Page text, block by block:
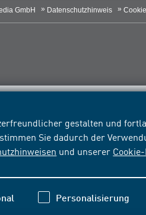
gestalten und
Sie dadurch der
und unserer
Personalisierung
GmbH Datenschutzhinweis